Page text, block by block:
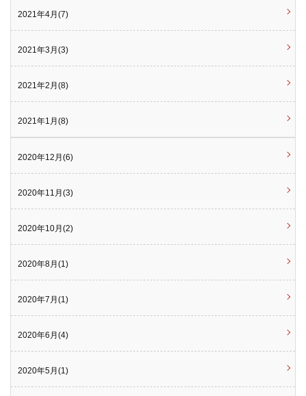
2021年4月(7)
2021年3月(3)
2021年2月(8)
2021年1月(8)
2020年12月(6)
2020年11月(3)
2020年10月(2)
2020年8月(1)
2020年7月(1)
2020年6月(4)
2020年5月(1)